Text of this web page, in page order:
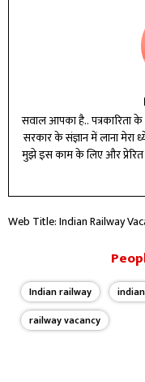
सवाल आपका है.. पत्रकारिता
सरकार के संज्ञान में लाना मेरा
मुझे इस काम के लिए और प्रेरित
विश्वविद्यालय से इलेक्ट्रानिक
Web Title: Indian Railway
Indian railway
railway vacancy